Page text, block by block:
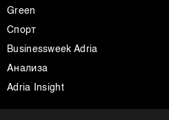
Green
Спорт
Businessweek Adria
Анализа
Adria Insight